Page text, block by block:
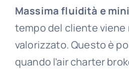
Massima fluidità e
tempo del cliente
valorizzato. Questo è
quando l’air charter